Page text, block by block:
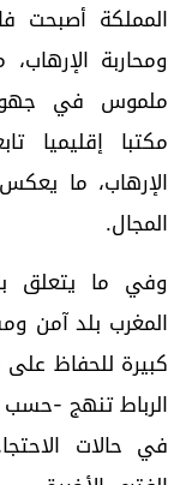
المملكة أصبحت
ومحاربة
ملموس في جهود
مكتبا إقليميا
الإرهاب، ما
المجال.
وفي ما يتعلق
المغرب بلد آمن
كبيرة للحفاظ على
الرباط تنهج -حسب
في حالات